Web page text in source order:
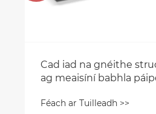
Cad iad na gnéithe
ag meaisíní babhla
Féach ar Tuilleadh >>